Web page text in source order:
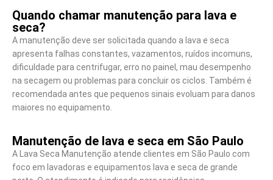
Quando chamar manutenção para lava e
seca?
A manutenção deve ser solicitada quando a lava e seca
apresenta falhas constantes, vazamentos, ruídos incomuns,
dificuldade para centrifugar, erro no painel, mau desempenho
na secagem ou problemas para concluir os ciclos. Também é
recomendada antes que pequenos sinais evoluam para danos
maiores no equipamento.
Manutenção de lava e seca em São Paulo
A Lava Seca Manutenção atende clientes em São Paulo com
foco em lavadoras e equipamentos lava e seca de grande